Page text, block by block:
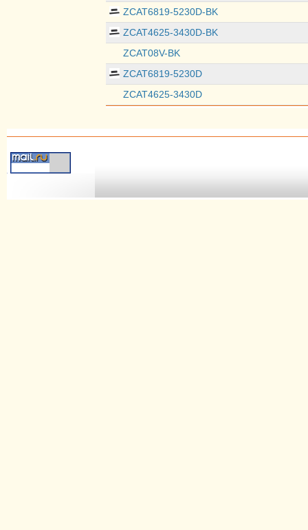
ZCAT6819-5230D-BK
ZCAT4625-3430D-BK
ZCAT08V-BK
ZCAT6819-5230D
ZCAT4625-3430D